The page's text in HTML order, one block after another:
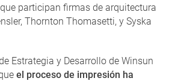
participan firmas de arquitectura
Thornton Thomasetti, y Syska
Estrategia y Desarrollo de Winsun
el proceso de impresión ha